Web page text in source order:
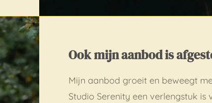
Ook mijn aanbod is
Mijn aanbod groeit en beweegt
Studio Serenity een verlengstuk is